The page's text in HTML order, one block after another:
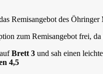
Remisangebot des Öhringer
zum Remisangebot frei,
Brett 3 und sah einen
4,5